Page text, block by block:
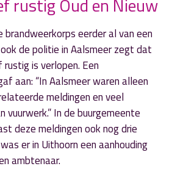
jaarwisseling voor brandweer
streekvervoer
brandweerkorps eerder al van een
de politie in Aalsmeer zegt dat
is verlopen. Een
aan: “In Aalsmeer waren alleen
meldingen en veel
vuurwerk.” In de buurgemeente
deze meldingen ook nog drie
er in Uithoorn een aanhouding
ambtenaar.